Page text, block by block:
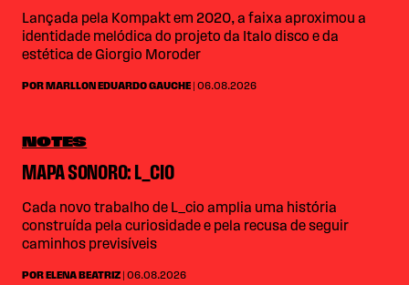
Lançada pela Kompakt em 2020, a faixa aproximou a
identidade melódica do projeto da Italo disco e da
estética de Giorgio Moroder
POR MARLLON EDUARDO GAUCHE | 06.08.2026
NOTES
MAPA SONORO: L_CIO
Cada novo trabalho de L_cio amplia uma história
construída pela curiosidade e pela recusa de seguir
caminhos previsíveis
POR ELENA BEATRIZ | 06.08.2026